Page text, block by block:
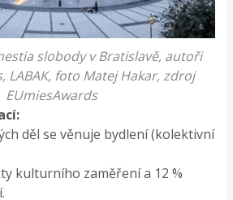
slobody v Bratislavě, autoři
LABAK, foto Matej Hakar, zdroj
EUmiesAwards
děl se věnuje bydlení (kolektivní
kulturního zaměření a 12 %